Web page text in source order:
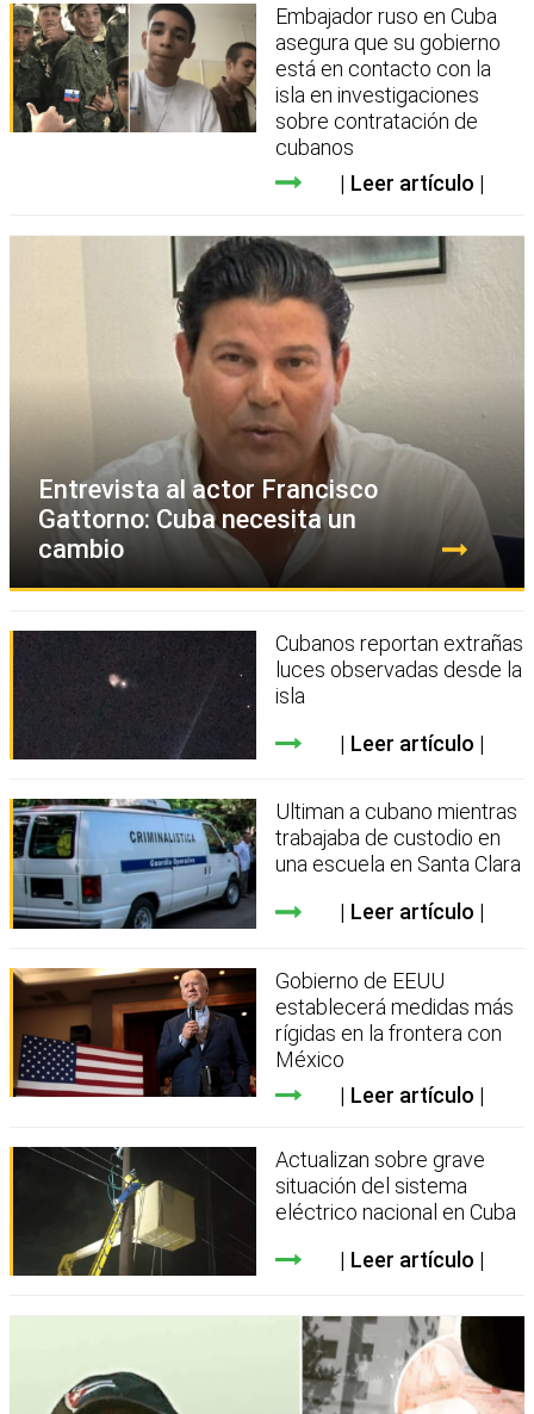
Embajador ruso en Cuba
asegura que su gobierno
está en contacto con la
isla en investigaciones
sobre contratación de
cubanos
Leer artículo
Entrevista al actor Francisco
Gattorno: Cuba necesita un
cambio
Cubanos reportan extrañas
luces observadas desde la
isla
Leer artículo
Ultiman a cubano mientras
trabajaba de custodio en
una escuela en Santa Clara
Leer artículo
Gobierno de EEUU
establecerá medidas más
rígidas en la frontera con
México
Leer artículo
Actualizan sobre grave
situación del sistema
eléctrico nacional en Cuba
Leer artículo